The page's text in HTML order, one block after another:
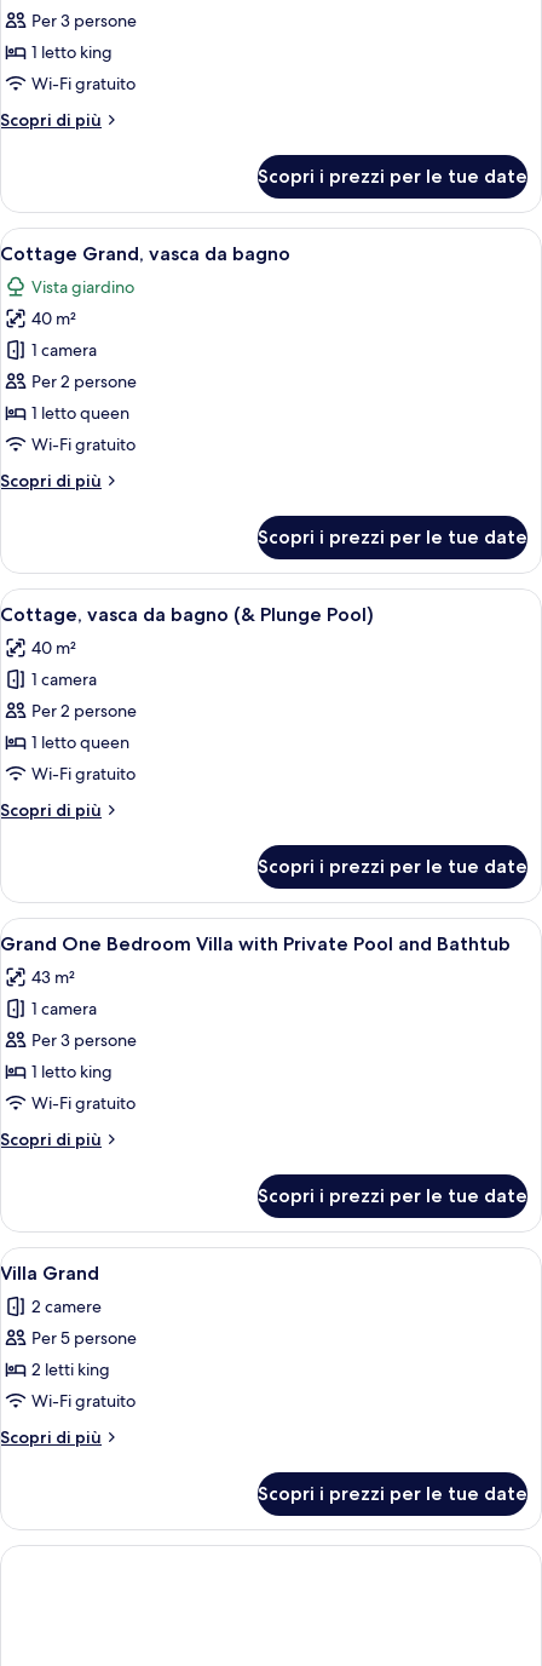
Private
Pool
per
Smart
One
Villa
Pool
and
Bathtub
Per 3 persone
1 letto king
Wi-Fi gratuito
Scopri di più
Altri
One
Bedroom
Villa
Private
Pool
and
Bathtub
Scopri i prezzi per le tue date
Apri
tutte
le
foto
per
Cottage
Grand,
vasca
bagno
Una camera da letto con un letto,
7
Cottage Grand, vasca da bagno
Vista giardino
40 m²
1 camera
Per 2 persone
1 letto queen
Wi-Fi gratuito
Scopri di più
Altri
Grand,
vasca
da
Scopri i prezzi per le tue date
Apri
tutte
le
foto
per
Cottage,
vasca
bagno
Pool)
Area piscina con tappetino
7
Cottage, vasca da bagno (& Plunge Pool)
40 m²
1 camera
Per 2 persone
1 letto queen
Wi-Fi gratuito
Scopri di più
Altri
vasca
da
bagno
Plunge
Pool)
Scopri i prezzi per le tue date
Apri
tutte
le
foto
per
Grand
One
Villa
Pool
and
Bathtub
Una camera d'albergo moderna con
7
Grand One Bedroom Villa with Private Pool and Bathtub
43 m²
1 camera
Per 3 persone
1 letto king
Wi-Fi gratuito
Scopri di più
Altri
One
Bedroom
Villa
Private
Pool
Bathtub
Scopri i prezzi per le tue date
Apri
tutte
le
foto
per
Villa
Grand
Una casa moderna con piscina,
11
Villa Grand
2 camere
Per 5 persone
2 letti king
Wi-Fi gratuito
Scopri di più
Altri
Grand
Scopri i prezzi per le tue date